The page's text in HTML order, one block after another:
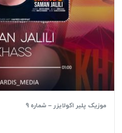
موزیک پلیر اکولایزر – شماره 9